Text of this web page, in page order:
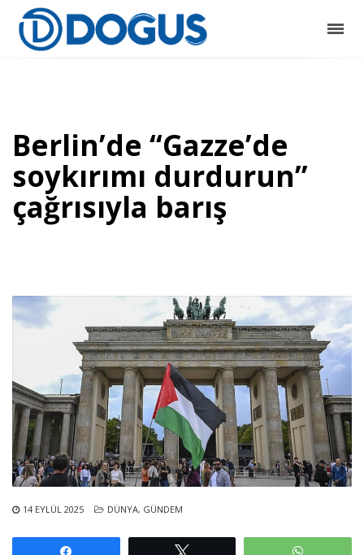
Berlin’de “Gazze’de
soykırımı durdurun”
çağrısıyla barış
14 EYLÜL 2025 DÜNYA, GÜNDEM